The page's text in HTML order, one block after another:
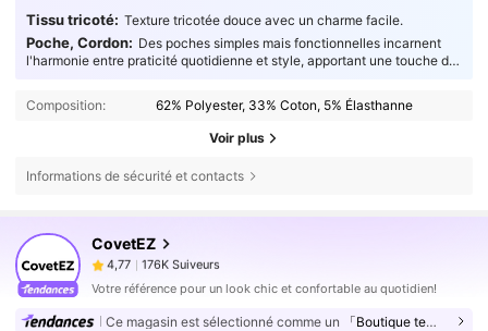
Tissu tricoté: Texture tricotée douce avec un charme facile.
Poche, Cordon: Des poches simples mais fonctionnelles incarnent
l'harmonie entre praticité quotidienne et style, apportant une touche de
Composition:
62% Polyester, 33% Coton, 5% Élasthanne
Voir plus
Informations de sécurité et contacts
CovetEZ
4,77
176K Suiveurs
n***eest en train de naviguer
4,77
176K Suiveurs
4,77 176K Suiveurs
Votre référence pour un look chic et confortable au quotidien!
Ce magasin est sélectionné comme un 「Boutique tendance」